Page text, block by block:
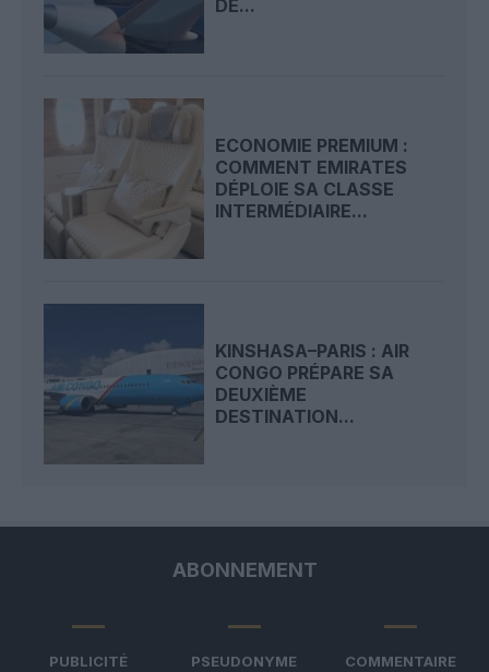
DE...
ECONOMIE PREMIUM :
COMMENT EMIRATES
DÉPLOIE SA CLASSE
INTERMÉDIAIRE...
KINSHASA–PARIS : AIR
CONGO PRÉPARE SA
DEUXIÈME
DESTINATION...
ABONNEMENT
PUBLICITÉ
PSEUDONYME
COMMENTAIRE